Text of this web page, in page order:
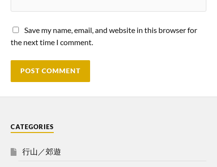
Save my name, email, and website in this browser for
the next time I comment.
CATEGORIES
行山／郊遊